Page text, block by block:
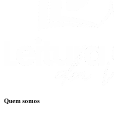
Quem somos